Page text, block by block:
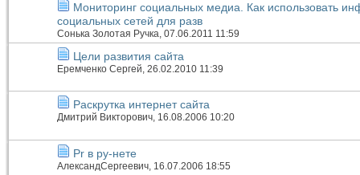
Мониторинг социальных медиа. Как использовать
социальных сетей для разв
Сонька Золотая Ручка, 07.06.2011 11:59
Цели развития сайта
Еремченко Сергей, 26.02.2010 11:39
Раскрутка интернет сайта
Дмитрий Викторович, 16.08.2006 10:20
Pr в ру-нете
АлександСергеевич, 16.07.2006 18:55